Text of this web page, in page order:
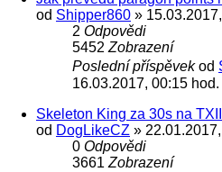
od Shipper860 »
2 Odpovědi
5452 Zobrazení
Poslední příspěvekod
16.03.2017, 00:15 hod.
Skeleton King za 30s na TXIII
od DogLikeCZ »
0 Odpovědi
3661 Zobrazení